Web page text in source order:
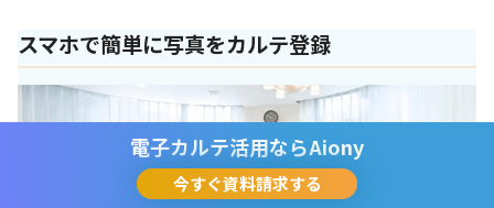
スマホで簡単に写真をカルテ登録
電子カルテ活用ならAiony
今すぐ資料請求する